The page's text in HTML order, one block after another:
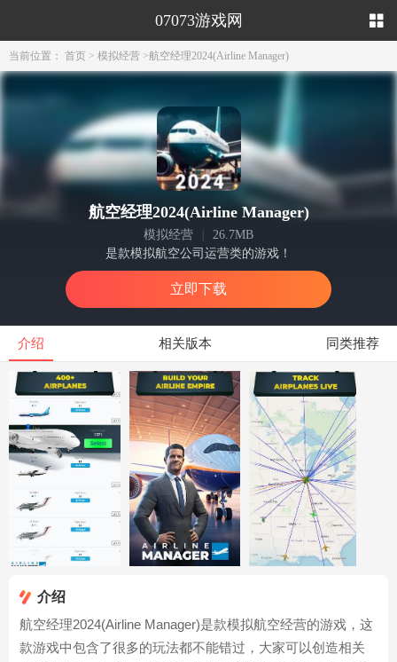
07073游戏网
当前位置： 首页 > 模拟经营 >航空经理2024(Airline Manager)
航空经理2024(Airline Manager)
模拟经营
26.7MB
是款模拟航空公司运营类的游戏！
立即下载
介绍 相关版本 同类推荐
介绍
航空经理2024(Airline Manager)是款模拟航空经营的游戏，这
款游戏中包含了很多的玩法都不能错过，大家可以创造相关